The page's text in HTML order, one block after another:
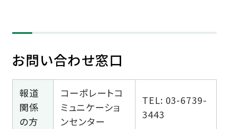
お問い合わせ窓口
報道
関係
の方
コーポレートコ
ミュニケーショ
ンセンター
TEL: 03-6739-
3443